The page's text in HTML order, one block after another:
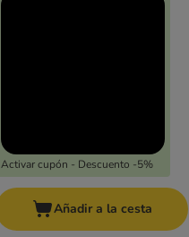
Activar cupón - Descuento -5%
Añadir a la cesta